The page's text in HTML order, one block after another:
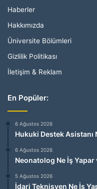
Haberler
Hakkımızda
Üniversite Bölümleri
Gizlilik Politikası
İletişim & Reklam
En Popüler:
6 Ağustos 2026
Hukuki Destek Asistanı
6 Ağustos 2026
Neonatolog Ne İş Yapar
5 Ağustos 2026
İdari Teknisyen Ne İş